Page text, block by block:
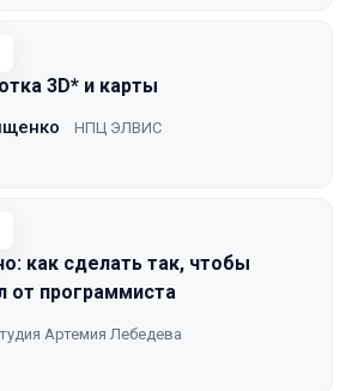
3D* и карты
НПЦ ЭЛВИС
как сделать так, чтобы
от программиста
Артемия Лебедева